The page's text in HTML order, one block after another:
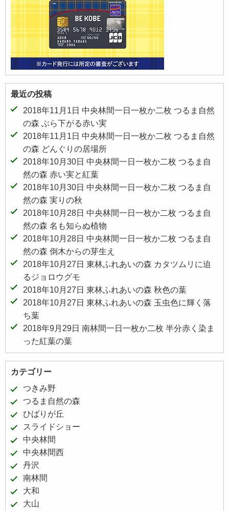
最近の投稿
2018年11月1日 中央林間一日一枚か二枚 つるま自然
の森 ぶら下がる赤い実
2018年11月1日 中央林間一日一枚か二枚 つるま自然
の森 どんぐりの居場所
2018年10月30日 中央林間一日一枚か二枚 つるま自
然の森 赤い実と紅葉
2018年10月30日 中央林間一日一枚か二枚 つるま自
然の森 実りの秋
2018年10月28日 中央林間一日一枚か二枚 つるま自
然の森 名も知らぬ植物
2018年10月28日 中央林間一日一枚か二枚 つるま自
然の森 倒木からの芽生え
2018年10月27日 東林ふれあいの森 カタツムリに迫
るジョロウグモ
2018年10月27日 東林ふれあいの森 秋色の葉
2018年10月27日 東林ふれあいの森 玉虫色に輝く落
ち葉
2018年9月29日 南林間一日一枚か二枚 半分赤く染ま
った紅葉の葉
カテゴリー
つきみ野
つるま自然の森
ひばりが丘
スライドショー
中央林間
中央林間西
丹沢
南林間
大和
大山